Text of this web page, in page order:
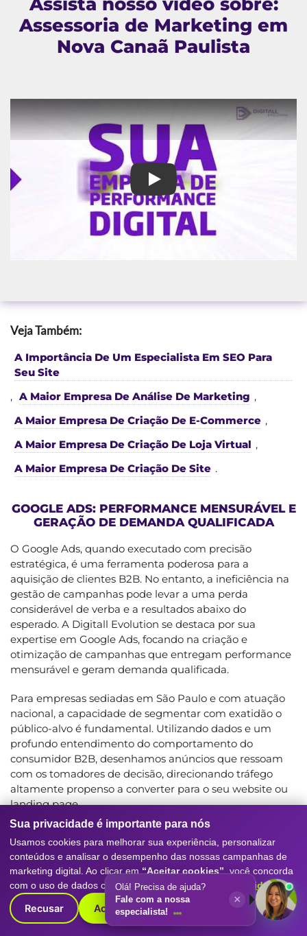
Assessoria de Marketing em
Nova Canaã Paulista
Assessoria de Marketing em
Veja Também:
A Importância De Um Especialista Em SEO Para
Seu Site
, A Maior Empresa De Análise De Marketing ,
A Maior Empresa De Criação De E-Commerce ,
A Maior Empresa De Criação De Loja Virtual ,
A Maior Empresa De Criação De Site .
GOOGLE ADS: PERFORMANCE MENSURÁVEL E
GERAÇÃO DE DEMANDA QUALIFICADA
O Google Ads, quando executado com precisão
estratégica, é uma ferramenta poderosa para a
aquisição de clientes B2B. No entanto, a ineficiência na
gestão de campanhas pode levar a uma perda
considerável de verba e a resultados abaixo do
esperado. A Digitall Evolution se destaca por sua
expertise em Google Ads, focando na criação e
otimização de campanhas que entregam performance
mensurável e geram demanda qualificada.
Para empresas sediadas em São Paulo e com atuação
nacional, a capacidade de segmentar com exatidão o
público-alvo é fundamental. Utilizando dados e um
profundo entendimento do comportamento do
consumidor B2B, desenhamos anúncios que ressoam
com os tomadores de decisão, direcionando tráfego
altamente propenso a converter para o seu website ou
landing page.
Nossa metodologia envolve desde a pesquisa criteriosa
de palavras-chave, passando pela criação de grupos de
anúncios eficientes, até a otimização contínua com base
em métricas de conversão e custo por lead.
A complexidade do Google Ads reside na sua constante
evolução e na necessidade de uma análise de dados
Sua privacidade é importante para nós
Usamos cookies para melhorar sua experiência, personalizar
conteúdos e analisar o desempenho das nossas campanhas de
marketing digital. Ao clicar em “Aceitar cookies” , você concorda
com o uso de dados conforme nossaPolítica de Privacidade.
Recusar Aceitar cookies
Olá! Precisa de ajuda?
Fale com a nossa
especialista!
×